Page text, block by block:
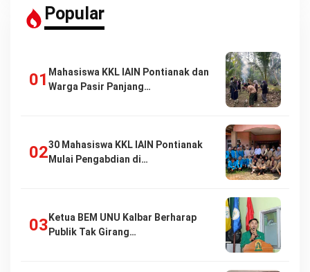
Popular
Mahasiswa KKL IAIN Pontianak dan
Warga Pasir Panjang…
30 Mahasiswa KKL IAIN Pontianak
Mulai Pengabdian di…
Ketua BEM UNU Kalbar Berharap
Publik Tak Girang…